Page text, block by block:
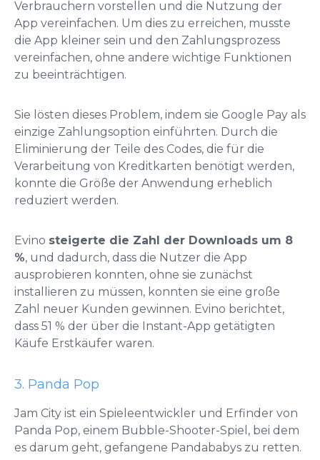
Verbrauchern vorstellen und die Nutzung der
App vereinfachen. Um dies zu erreichen, musste
die App kleiner sein und den Zahlungsprozess
vereinfachen, ohne andere wichtige Funktionen
zu beeinträchtigen.
Sie lösten dieses Problem, indem sie Google Pay als
einzige Zahlungsoption einführten. Durch die
Eliminierung der Teile des Codes, die für die
Verarbeitung von Kreditkarten benötigt werden,
konnte die Größe der Anwendung erheblich
reduziert werden.
Evino steigerte die Zahl der Downloads um 8
%, und dadurch, dass die Nutzer die App
ausprobieren konnten, ohne sie zunächst
installieren zu müssen, konnten sie eine große
Zahl neuer Kunden gewinnen. Evino berichtet,
dass 51 % der über die Instant-App getätigten
Käufe Erstkäufer waren.
3. Panda Pop
Jam City ist ein Spieleentwickler und Erfinder von
Panda Pop, einem Bubble-Shooter-Spiel, bei dem
es darum geht, gefangene Pandababys zu retten.